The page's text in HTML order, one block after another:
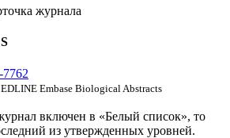
журнала
7762
Embase Biological Abstracts
включен в «Белый список», то
из утвержденных уровней.